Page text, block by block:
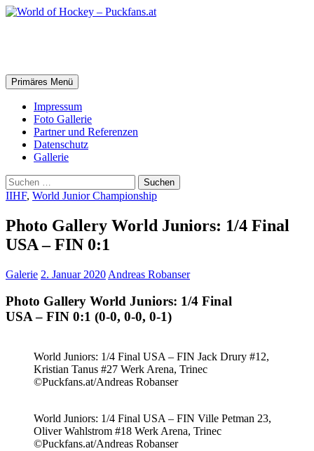
Zum
Suchen
Primäres Menü
Impressum
Foto Gallerie
Partner und Referenzen
Datenschutz
Gallerie
Suchen
nach:
IIHF, World Junior Championship
Photo Gallery World Juniors: 1/4 Final
USA – FIN 0:1
Galerie 2. Januar 2020 Andreas Robanser
Photo Gallery World Juniors: 1/4 Final
USA – FIN 0:1 (0-0, 0-0, 0-1)
World Juniors: 1/4 Final USA – FIN Jack Drury #12,
Kristian Tanus #27 Werk Arena, Trinec
©Puckfans.at/Andreas Robanser
World Juniors: 1/4 Final USA – FIN Ville Petman 23,
Oliver Wahlstrom #18 Werk Arena, Trinec
©Puckfans.at/Andreas Robanser